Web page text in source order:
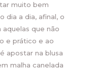
muito bem
dia a dia, afinal, o
aquelas que não
e prático e ao
apostar na blusa
malha canelada